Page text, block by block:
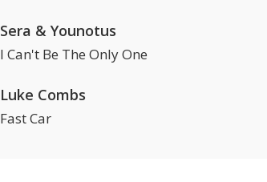
Sera & Younotus
I Can't Be The Only One
Luke Combs
Fast Car